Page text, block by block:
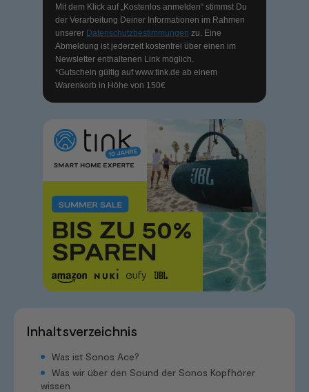
Mit dem Klick auf „Kostenlos anmelden“ stimmst Du
der Verarbeitung Deiner Informationen im Rahmen
unserer Datenschutzbestimmungen zu. Eine
Abmeldung ist jederzeit kostenfrei über einen im
Newsletter enthaltenen Link möglich.
*Gutschein gültig aufwww.tink.de ab einem
Warenkorb in Höhe von 150€
Inhaltsverzeichnis
Was ist Sonos Ace?
Was wir über den Sound der Sonos Kopfhörer
wissen